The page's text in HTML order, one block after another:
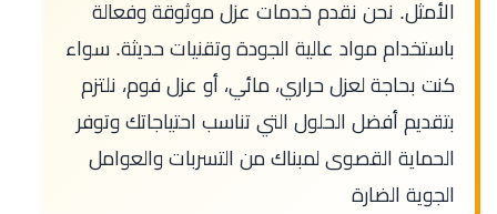
الأمثل. نحن نقدم خدمات عزل موثوقة وفعالة
باستخدام مواد عالية الجودة وتقنيات حديثة. سواء
كنت بحاجة لعزل حراري، مائي، أو عزل فوم، نلتزم
بتقديم أفضل الحلول التي تناسب احتياجاتك وتوفر
الحماية القصوى لمبناك من التسربات والعوامل
الجوية الضارة